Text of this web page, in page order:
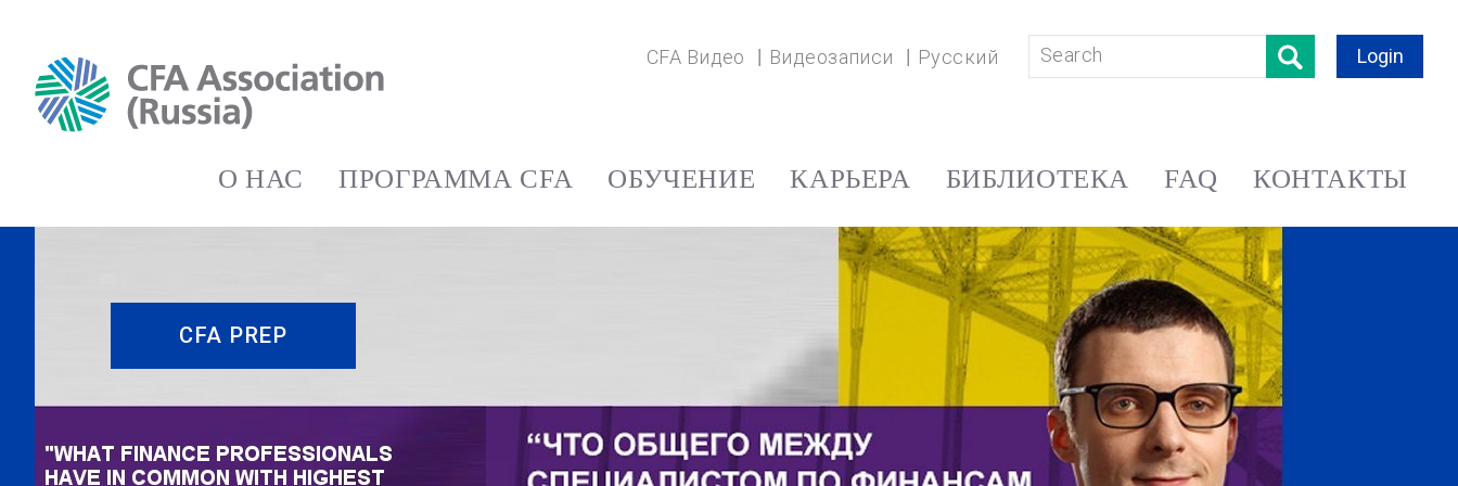
CFA Видео Видеозаписи Русский Login
О НАС ПРОГРАММА CFA ОБУЧЕНИЕ КАРЬЕРА БИБЛИОТЕКА FAQ КОНТАКТЫ
CFA PREP